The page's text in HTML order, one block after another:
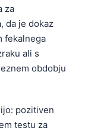
za
da je dokaz
fekalnega
ali s
obdobju
pozitiven
testu za